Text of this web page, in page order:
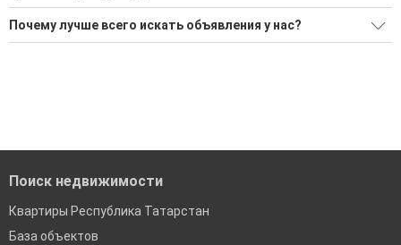
Ищите, как Купить квартиру студию?
Воспользуйтесь нашим поиском по новостройкам, для
Почему лучше всего искать объявления у нас?
Поиск недвижимости
Квартиры Республика Татарстан
База объектов